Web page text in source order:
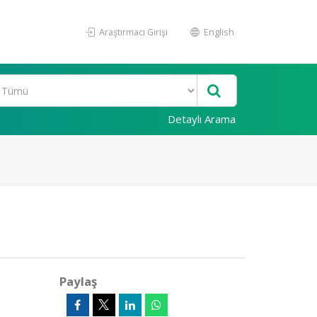
Araştırmacı Girişi English
Detaylı Arama
Paylaş